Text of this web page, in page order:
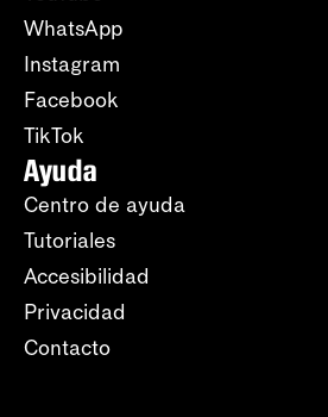
WhatsApp
Instagram
Facebook
TikTok
Ayuda
Centro de ayuda
Tutoriales
Accesibilidad
Privacidad
Contacto